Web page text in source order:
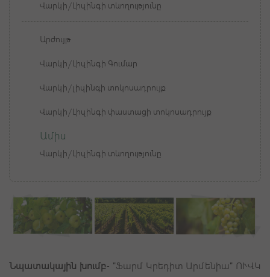
Վարկի/Լիզինգի տևողությունը
Արժույթ
Վարկի/Լիզինգի Գումար
Վարկի/լիզինգի տոկոսադրույք
Վարկի/Լիզինգի փաստացի տոկոսադրույք
Ամիս
Վարկի/Լիզինգի տևողությունը
Նպատակային խումբ- "Ֆարմ Կրեդիտ Արմենիա" ՈՒՎԿ